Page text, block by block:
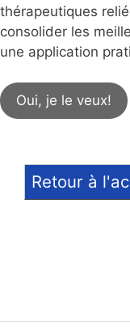
thérapeutiques
consolider les
une application
Oui, je le veux!
Retour à